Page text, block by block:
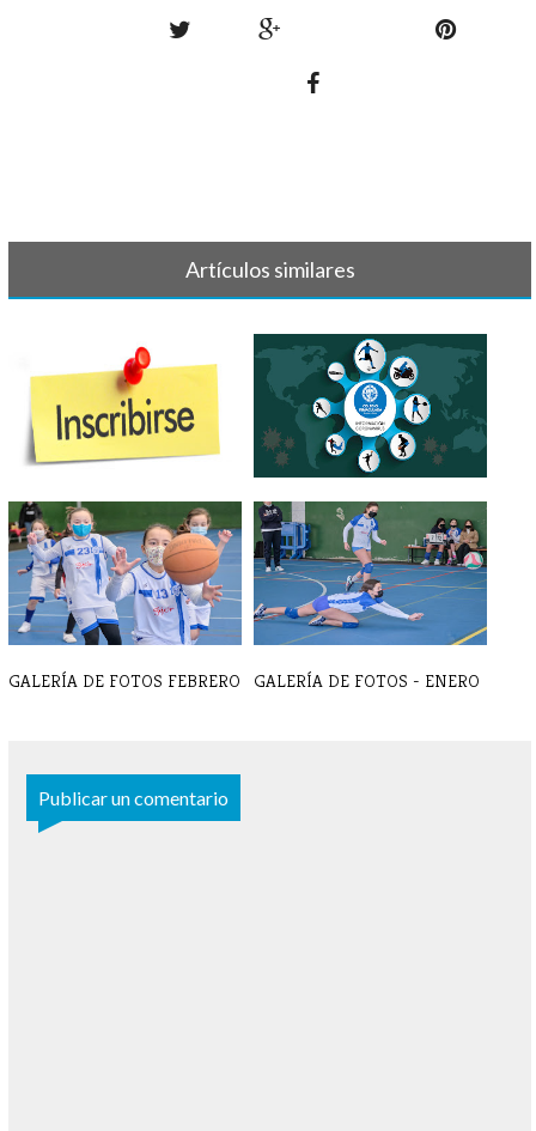
Artículos similares
INSCRIPCIONES
PARAESCOLARES 24 - 25
INFORMACIÓN
CORONAVIRUS -
PARAESCOL[...]
GALERÍA DE FOTOS FEBRERO GALERÍA DE FOTOS - ENERO
Publicar un comentario